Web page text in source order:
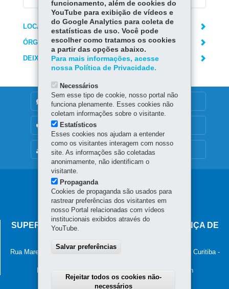
LOCAIS DE ATENDIMENTO
ÓRGÃO RESPONSÁVEL
DEIXE SUA OPINIÃO
MAPA DO SITE
DENUNCIE CORRUPÇÃO
OUVIDORIA
Navegação
principal
SUPERINTENDÊNCIA-GERAL DE GOVERNANÇA DE
Rua Marechal Deodoro, 806, 13º andar - Centro Curitiba -
Horário de atendimento: 8h30 às 12h e 13h30 às 18h
funcionamento, além de cookies do
YouTube para exibição de vídeos e
do Google Analytics para coleta de
estatísticas de uso. Você pode
escolher como tratamos os cookies
a partir das opções abaixo.
Para mais informações, acesse
nossa Política de Privacidade.
Necessários
Sem esse tipo de cookie, nosso portal não
funciona plenamente. Esses cookies não
coletam informações sobre o visitante.
Estatísticos
Esses cookies nos ajudam a entender
como os visitantes interagem com nosso
site. As informações são coletadas
anonimamente, não identificam o
visitante.
Propaganda
Cookies de propaganda são usados para
rastrear preferências dos visitantes em
nosso Portal relacionadas com vídeos
institucionais exibidos através do
YouTube.
Salvar preferências
Rejeitar todos os cookies não-
necessários